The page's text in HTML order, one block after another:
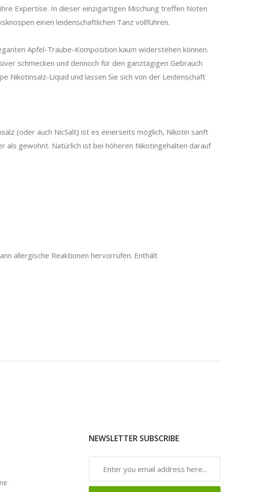
Expertise. In dieser einzigartigen Mischung treffen Noten
einen leidenschaftlichen Tanz vollführen.
Apfel-Traube-Komposition kaum widerstehen können.
schmecken und dennoch für den ganztägigen Gebrauch
Nikotinsalz-Liquid und lassen Sie sich von der Leidenschaft
(oder auch NicSalt) ist es einerseits möglich, Nikotin sanft
als gewohnt. Natürlich ist bei höheren Nikotingehalten darauf
allergische Reaktionen hervorrufen. Enthält
NEWSLETTER SUBSCRIBE